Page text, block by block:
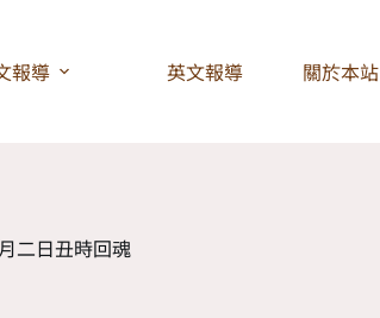
報導 英文報導 關於本站
二日丑時回魂